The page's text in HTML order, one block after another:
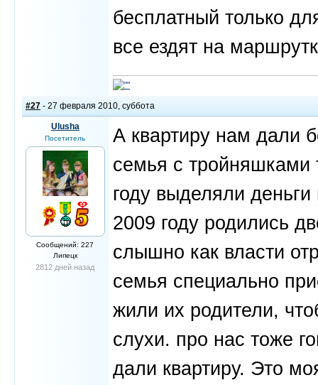
бесплатный только
все ездят на
#27 - 27 февраля 2010, суббота
Ulusha
Посетитель
Сообщений: 227
Липецк
2812 дней назад
А квартиру нам дали
семья с тройняшками
году выделяли
2009 году родились
слышно как власти
семья специально
жили их родители,
слухи. про нас тоже
дали квартиру. Это